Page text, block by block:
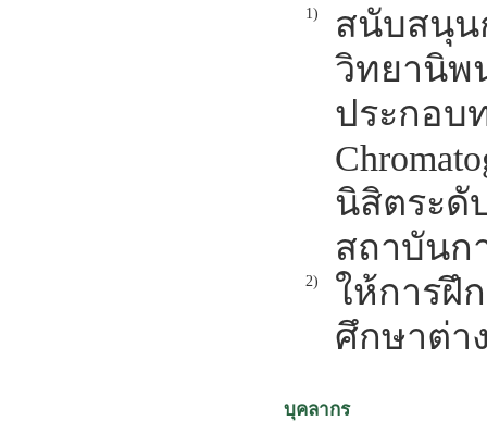
1)
สนับสนุ
วิทยานิพ
ประก
นิสิตระ
สถาบันก
2)
ให้การฝึ
ศึกษาต่า
บุคลากร